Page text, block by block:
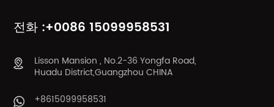
전화 :+0086 15099958531
Lisson Mansion , No.2-36 Yongfa Road,
Huadu District,Guangzhou CHINA
+8615099958531